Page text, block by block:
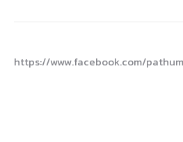
https://www.facebook.com/